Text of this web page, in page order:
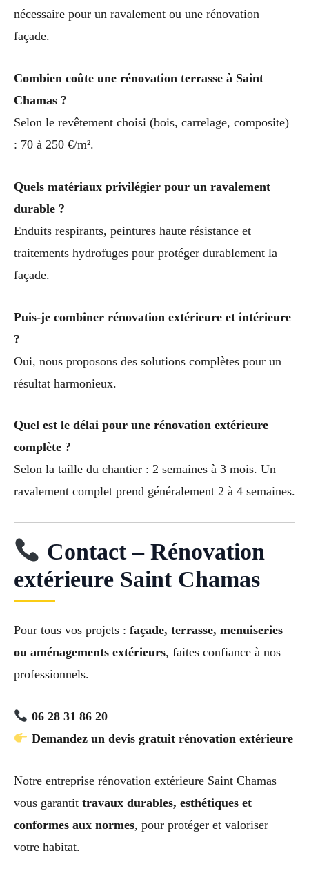
nécessaire pour un ravalement ou une rénovation
façade.
Combien coûte une rénovation terrasse à Saint
Chamas ?
Selon le revêtement choisi (bois, carrelage, composite)
: 70 à 250 €/m².
Quels matériaux privilégier pour un ravalement
durable ?
Enduits respirants, peintures haute résistance et
traitements hydrofuges pour protéger durablement la
façade.
Puis-je combiner rénovation extérieure et intérieure
?
Oui, nous proposons des solutions complètes pour un
résultat harmonieux.
Quel est le délai pour une rénovation extérieure
complète ?
Selon la taille du chantier : 2 semaines à 3 mois. Un
ravalement complet prend généralement 2 à 4 semaines.
Contact – Rénovation
extérieure Saint Chamas
Pour tous vos projets : façade, terrasse, menuiseries
ou aménagements extérieurs, faites confiance à nos
professionnels.
06 28 31 86 20
Demandez un devis gratuit rénovation extérieure
Notre entreprise rénovation extérieure Saint Chamas
vous garantit travaux durables, esthétiques et
conformes aux normes, pour protéger et valoriser
votre habitat.